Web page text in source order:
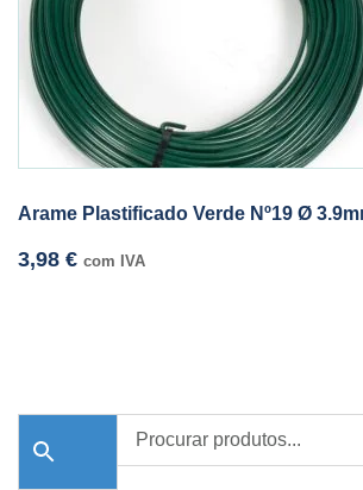
Arame Plastificado Verde Nº19 Ø
3,98 € com IVA